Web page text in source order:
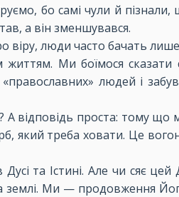
бо самі чули й пізнали,
а він зменшувався.
люди часто бачать
Ми боїмося сказати
людей і
відповідь проста: тому що
який треба ховати. Це
та Істині. Але чи сяє цей
землі. Ми — продовження